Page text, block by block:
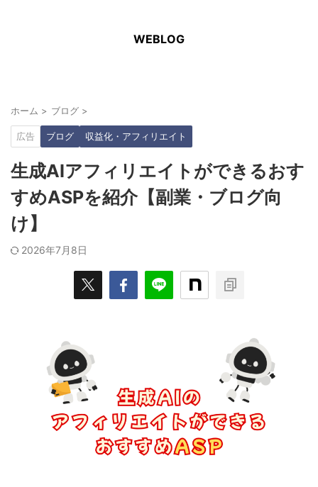
WEBLOG
ホーム > ブログ >
広告 ブログ 収益化・アフィリエイト
生成AIアフィリエイトができるおす
すめASPを紹介【副業・ブログ向
け】
2026年7月8日